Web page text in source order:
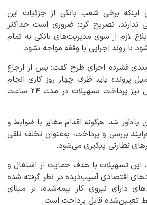
اینکه برخی شعب بانکی از جزئیات این
ندارند، تصریح کرد: ضروری است حداکثر
لازم از سوی مدیریت‌های بانکی به تمام
تا روند اجرایی با وقفه مواجه نشود.
فشرده اجرای طرح گفت: پس از ارجاع
پرونده باید ظرف چهار روز کاری انجام
شود و پس از تکمیل نیز پرداخت تسهیلات در مدت ۲۴ ساعت
شد: هرگونه اقدام مغایر با ضوابط و
بررسی و پرداخت، به‌عنوان تخلف تلقی
نظارتی پیگیری می‌شود.
این تسهیلات با هدف حمایت از اشتغال و
اقتصادی آسیب‌دیده در نظر گرفته شده
دارای نیروی کار بیمه‌شده، بر مبنای
تعیین‌شده قابل پرداخت است.